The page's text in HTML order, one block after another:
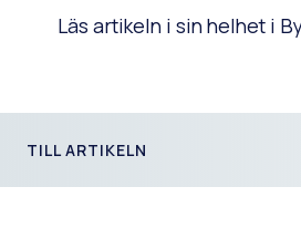
Läs artikeln i sin helhet i
TILL ARTIKELN